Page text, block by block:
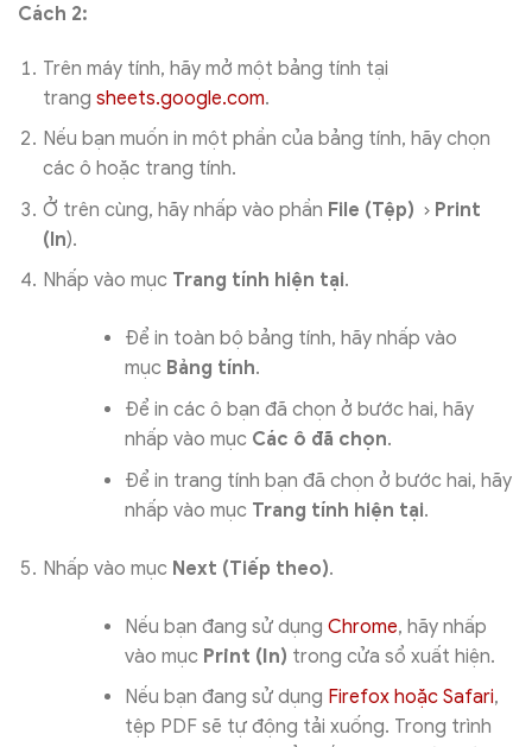
Cách 2:
Trên máy tính, hãy mở một bảng tính tại
trang sheets.google.com.
Nếu bạn muốn in một phần của bảng tính, hãy chọn
các ô hoặc trang tính.
Ở trên cùng, hãy nhấp vào phần File (Tệp)
Print
(In).
Nhấp vào mục Trang tính hiện tại.
Để in toàn bộ bảng tính, hãy nhấp vào
mục Bảng tính.
Để in các ô bạn đã chọn ở bước hai, hãy
nhấp vào mục Các ô đã chọn.
Để in trang tính bạn đã chọn ở bước hai, hãy
nhấp vào mục Trang tính hiện tại.
Nhấp vào mục Next (Tiếp theo).
Nếu bạn đang sử dụng Chrome, hãy nhấp
vào mục Print (In) trong cửa sổ xuất hiện.
Nếu bạn đang sử dụng Firefox hoặc Safari,
tệp PDF sẽ tự động tải xuống. Trong trình